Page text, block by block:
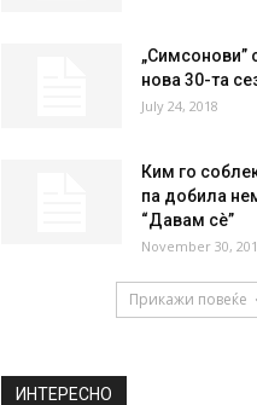
„Симсонови”
нова 30-та
July 24, 2018
Ким го
па добила
“Давам сè”
November 30,
Прикажи повеќе
ИНТЕРЕСНО